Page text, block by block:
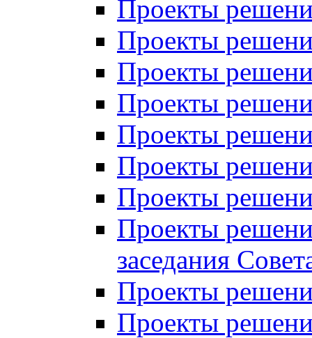
Проекты
Проекты
Проекты
Проекты
Проекты
Проекты
Проекты
Проекты
заседания
Проекты
Проекты